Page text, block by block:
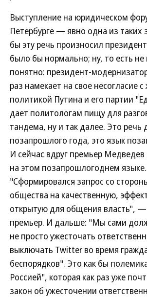
Выступление на юридическом
Петербурге — явно одна из таких
бы эту речь произносил
было бы нормально; ну, то есть
понятно: президент-
раз намекает на свое несогласие с
политикой Путина и его партии
дает политологам пищу для
тандема, ну и так далее. Это речь
позапрошлого года, это язык
И сейчас вдруг премьер Медведев
на этом позапрошлогоднем языке.
"Сформировался запрос со
общества на качественную,
открытую для общения власть", —
премьер. И дальше: "Мы сами
не просто ужесточать
выключать Twitter во время
беспорядков". Это как бы
Россией", которая как раз уже
закон об ужесточении